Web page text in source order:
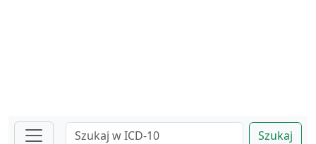
Szukaj